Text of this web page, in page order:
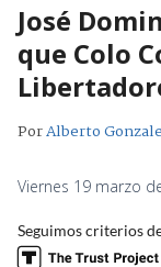
José
que Colo
PorAlberto
Viernes 19 marzo
Seguimos criterios